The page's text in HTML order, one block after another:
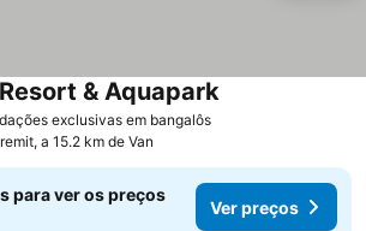
exclusivas em bangalôs
& Aquapark
a 15.2 km de Van
para ver os preços
Ver preços